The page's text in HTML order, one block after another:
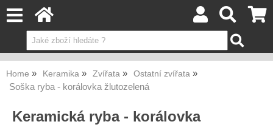
Home Keramika Zvířata Ostatní zvířata
Soška ryba - korálovka žlutozelená
Keramická ryba - korálovka